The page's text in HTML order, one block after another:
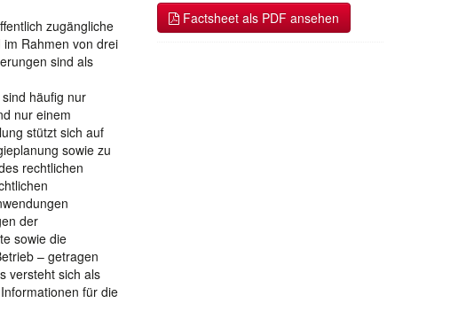
zugängliche
Rahmen von drei
sind als
häufig nur
nur einem
stützt sich auf
sowie zu
rechtlichen
der
sowie die
– getragen
versteht sich als
für die
Factsheet als PDF ansehen